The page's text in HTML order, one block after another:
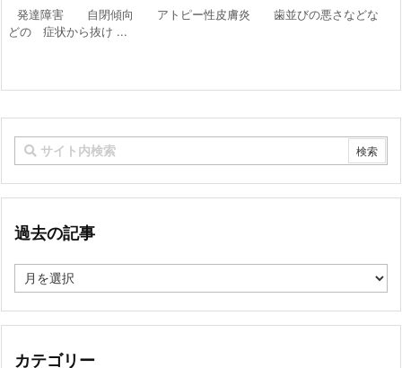
発達障害 自閉傾向 アトピー性皮膚炎 歯並びの悪さなどな
どの 症状から抜け ...
過去の記事
去
記
カテゴリー